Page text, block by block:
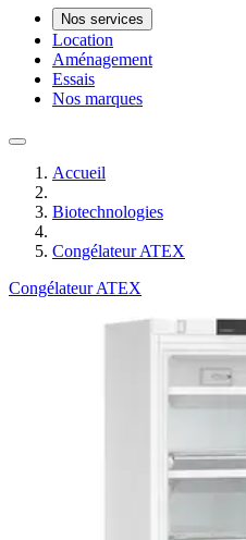
Nos services
Location
Aménagement
Essais
Nos marques
Accueil
Biotechnologies
Congélateur ATEX
Congélateur ATEX